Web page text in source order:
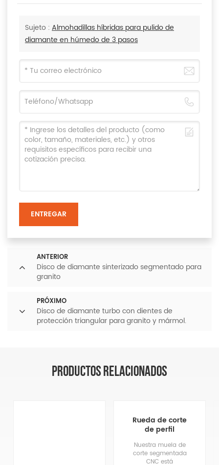
Sujeto : Almohadillas híbridas para pulido de
diamante en húmedo de 3 pasos
ENTREGAR
ANTERIOR
Disco de diamante sinterizado segmentado para
granito
PRÓXIMO
Disco de diamante turbo con dientes de
protección triangular para granito y mármol.
PRODUCTOS RELACIONADOS
Rueda de corte
de perfil
Nuestra muela de
corte segmentada
CNC está